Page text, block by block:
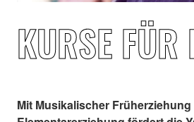
KURSE FÜR
Mit Musikalischer